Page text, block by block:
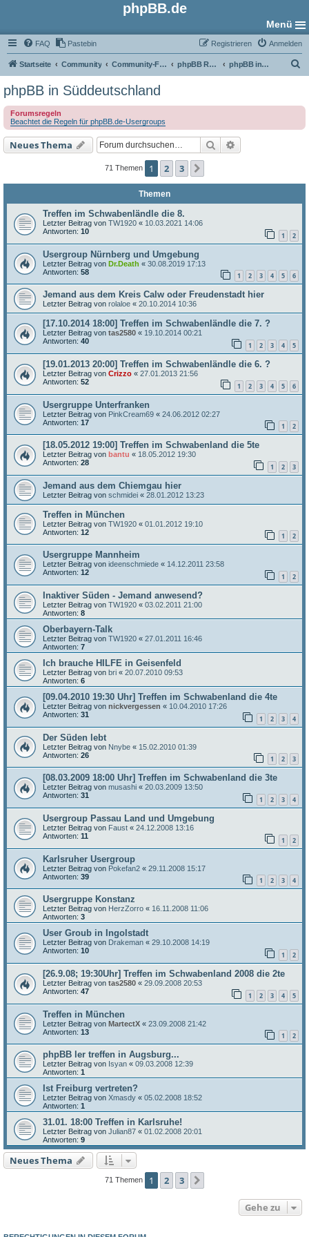
phpBB.de
Menü
FAQ Pastebin Anmelden
Registrieren
Startseite Community Community-Foren phpBB Regional phpBB in Süddeutschland
e
phpBB in Süddeutschland
Forumsregeln
Beachtet die Regeln für phpBB.de-Usergroups
Neues Thema Suche
71 Themen 1 2 3
Themen
Treffen im Schwabenländle die 8.
Letzter Beitrag von TW1920 « 10.03.2021 14:06
Antworten: 10 1 2
Usergroup Nürnberg und Umgebung
Letzter Beitrag von Dr.Death « 30.08.2019 17:13
Antworten: 58 1 2 3 4 5 6
Jemand aus dem Kreis Calw oder Freudenstadt hier
Letzter Beitrag von rolaloe « 20.10.2014 10:36
[17.10.2014 18:00] Treffen im Schwabenländle die 7. ?
Letzter Beitrag von tas2580 « 19.10.2014 00:21
Antworten: 40 1 2 3 4 5
[19.01.2013 20:00] Treffen im Schwabenländle die 6. ?
Letzter Beitrag von Crizzo « 27.01.2013 21:56
Antworten: 52 1 2 3 4 5 6
Usergruppe Unterfranken
Letzter Beitrag von PinkCream69 « 24.06.2012 02:27
Antworten: 17 1 2
[18.05.2012 19:00] Treffen im Schwabenland die 5te
Letzter Beitrag von bantu « 18.05.2012 19:30
Antworten: 28 1 2 3
Jemand aus dem Chiemgau hier
Letzter Beitrag von schmidei « 28.01.2012 13:23
Treffen in München
Letzter Beitrag von TW1920 « 01.01.2012 19:10
Antworten: 12 1 2
Usergruppe Mannheim
Letzter Beitrag von ideenschmiede « 14.12.2011 23:58
Antworten: 12 1 2
Inaktiver Süden - Jemand anwesend?
Letzter Beitrag von TW1920 « 03.02.2011 21:00
Antworten: 8
Oberbayern-Talk
Letzter Beitrag von TW1920 « 27.01.2011 16:46
Antworten: 7
Ich brauche HILFE in Geisenfeld
Letzter Beitrag von bri « 20.07.2010 09:53
Antworten: 6
[09.04.2010 19:30 Uhr] Treffen im Schwabenland die 4te
Letzter Beitrag von nickvergessen « 10.04.2010 17:26
Antworten: 31 1 2 3 4
Der Süden lebt
Letzter Beitrag von Nnybe « 15.02.2010 01:39
Antworten: 26 1 2 3
[08.03.2009 18:00 Uhr] Treffen im Schwabenland die 3te
Letzter Beitrag von musashi « 20.03.2009 13:50
Antworten: 31 1 2 3 4
Usergroup Passau Land und Umgebung
Letzter Beitrag von Faust « 24.12.2008 13:16
Antworten: 11 1 2
Karlsruher Usergroup
Letzter Beitrag von Pokefan2 « 29.11.2008 15:17
Antworten: 39 1 2 3 4
Usergruppe Konstanz
Letzter Beitrag von HerzZorro « 16.11.2008 11:06
Antworten: 3
User Groub in Ingolstadt
Letzter Beitrag von Drakeman « 29.10.2008 14:19
Antworten: 10 1 2
[26.9.08; 19:30Uhr] Treffen im Schwabenland 2008 die 2te
Letzter Beitrag von tas2580 « 29.09.2008 20:53
Antworten: 47 1 2 3 4 5
Treffen in München
Letzter Beitrag von MartectX « 23.09.2008 21:42
Antworten: 13 1 2
phpBB ler treffen in Augsburg...
Letzter Beitrag von Isyan « 09.03.2008 12:39
Antworten: 1
Ist Freiburg vertreten?
Letzter Beitrag von Xmasdy « 05.02.2008 18:52
Antworten: 1
31.01. 18:00 Treffen in Karlsruhe!
Letzter Beitrag von Julian87 « 01.02.2008 20:01
Antworten: 9
Neues Thema
71 Themen 1 2 3
Gehe zu